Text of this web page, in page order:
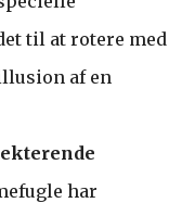
til at rotere med
af en
har